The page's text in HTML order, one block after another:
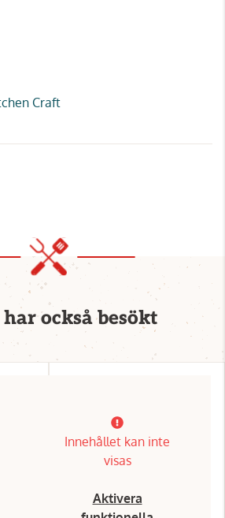
Craft
också besökt
Innehållet kan inte
visas
Aktivera